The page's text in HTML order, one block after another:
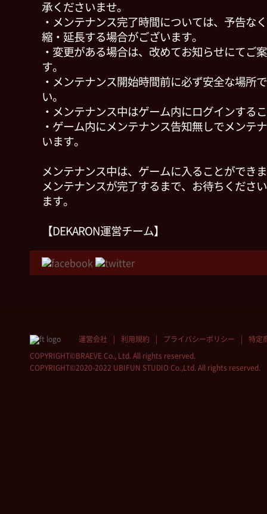
承くださいませ。
・メンテナンス完了時間については、予告な
縮・延長する場合がございます。
・変更がある場合は、改めてお知らせにてご
す。
・メンテナンス開始時間前に必ず安全な場所
い。
・メンテナンス中はゲーム内にログインする
・ゲーム内にメンテナンス告知無しでメンテ
います。
メンテナンス中は、ゲームに入ることができ
メンテナンスが完了するまで、お待ちくださ
ます。
【DEKARON運営チーム】
運営会社 利用規約 プライバシーポリシー 特定
COPYRIGHT©BRAEVE Co., Ltd. All rights reserved.
COPYRIGHT©2020-2022 UBIFUN STUDIO Co.,Ltd. All rights reserved.